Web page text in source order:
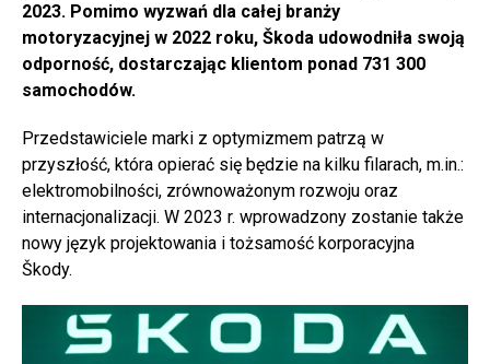
2023. Pomimo wyzwań dla całej branży
motoryzacyjnej w 2022 roku, Škoda udowodniła swoją
odporność, dostarczając klientom ponad 731 300
samochodów.
Przedstawiciele marki z optymizmem patrzą w
przyszłość, która opierać się będzie na kilku filarach, m.in.:
elektromobilności, zrównoważonym rozwoju oraz
internacjonalizacji. W 2023 r. wprowadzony zostanie także
nowy język projektowania i tożsamość korporacyjna
Škody.